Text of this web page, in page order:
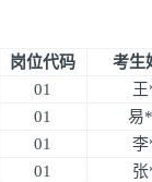
岗位代码
考生
01
01
易
01
01